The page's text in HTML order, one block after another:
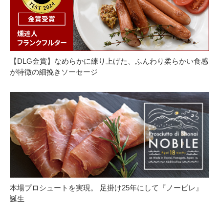
【DLG金賞】なめらかに練り上げた、ふんわり柔らかい食感
が特徴の細挽きソーセージ
本場プロシュートを実現。 足掛け25年にして『ノービレ』
誕生